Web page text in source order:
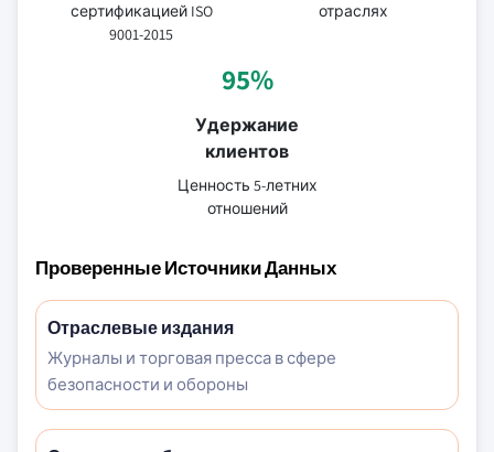
сертификацией ISO
9001-2015
отраслях
95%
Удержание
клиентов
Ценность 5-летних
отношений
Проверенные Источники Данных
Отраслевые издания
Журналы и торговая пресса в сфере
безопасности и обороны